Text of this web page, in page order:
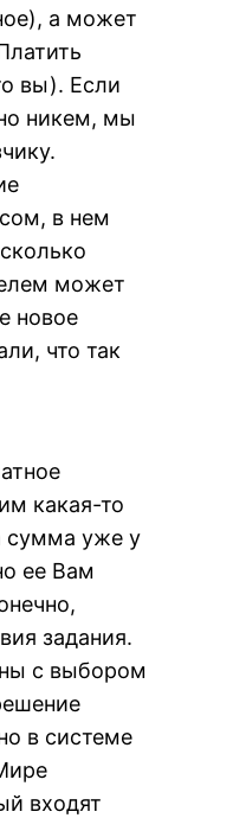
а может
вы). Если
никем, мы
в нем
может
новое
что так
какая-то
сумма уже у
ее Вам
задания.
с выбором
в системе
входят